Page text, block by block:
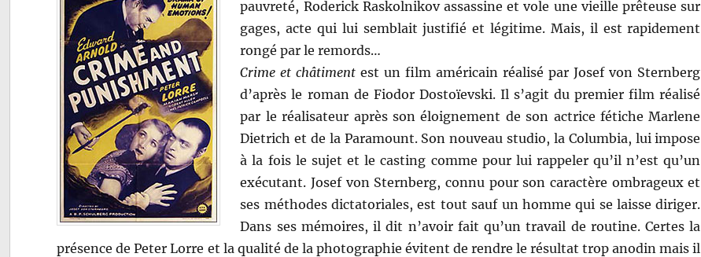
pauvreté, Roderick Raskolnikov assassine et vole une vieille prêteuse sur
gages, acte qui lui semblait justifié et légitime. Mais, il est rapidement
rongé par le remords…
Crime et châtiment est un film américain réalisé par Josef von Sternberg
d’après le roman de Fiodor Dostoïevski. Il s’agit du premier film réalisé
par le réalisateur après son éloignement de son actrice fétiche Marlene
Dietrich et de la Paramount. Son nouveau studio, la Columbia, lui impose
à la fois le sujet et le casting comme pour lui rappeler qu’il n’est qu’un
exécutant. Josef von Sternberg, connu pour son caractère ombrageux et
ses méthodes dictatoriales, est tout sauf un homme qui se laisse diriger.
Dans ses mémoires, il dit n’avoir fait qu’un travail de routine. Certes la
présence de Peter Lorre et la qualité de la photographie évitent de rendre le résultat trop anodin mais il